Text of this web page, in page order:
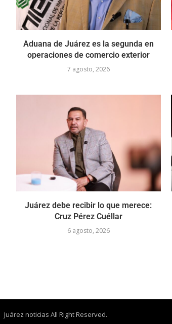
Aduana de Juárez es la segunda en
operaciones de comercio exterior
7 agosto, 2026
Juárez debe recibir lo que merece:
Cruz Pérez Cuéllar
6 agosto, 2026
Juárez noticias All Right Reserved.